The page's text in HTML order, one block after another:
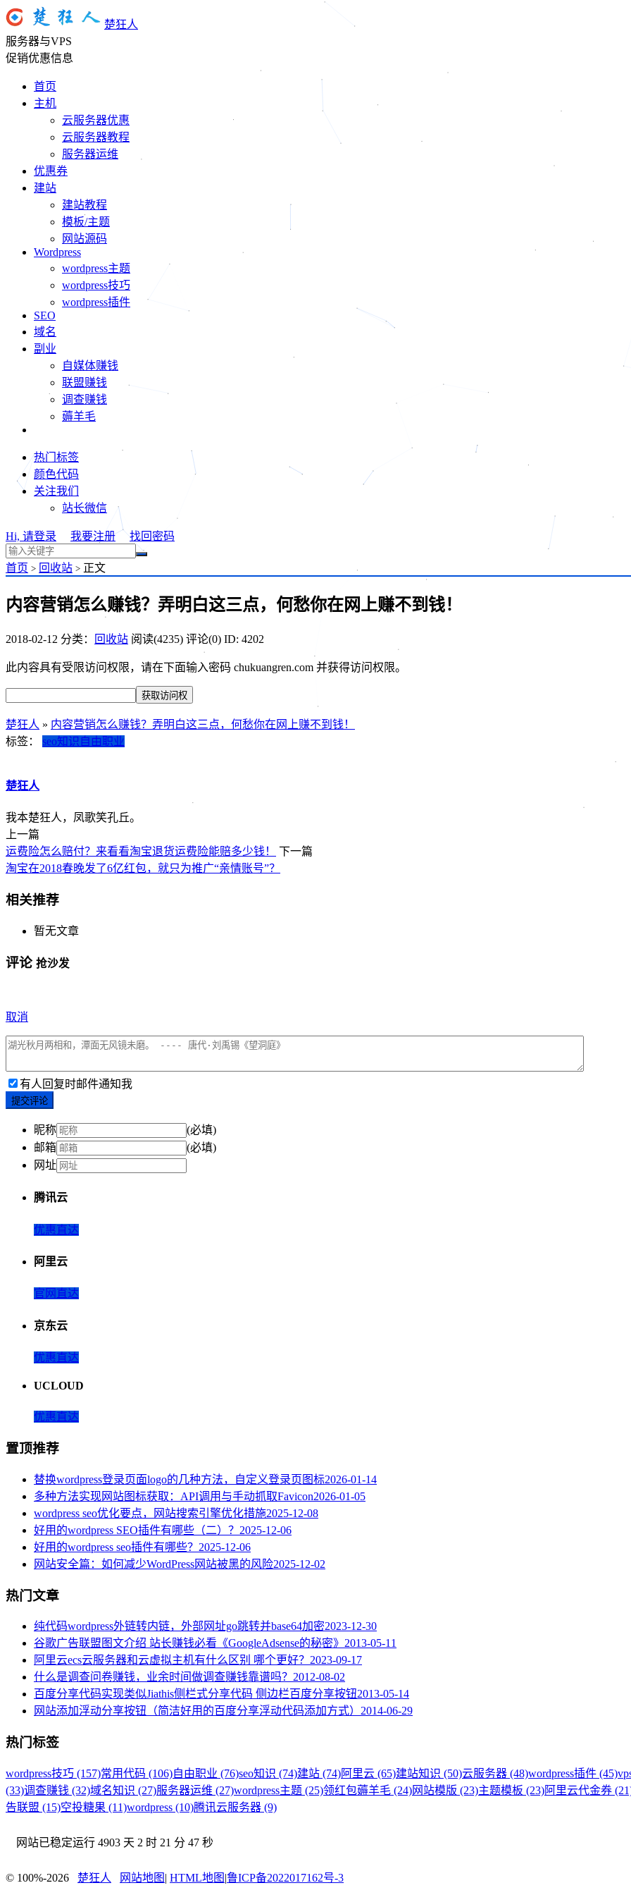
楚狂人
服务器与VPS
促销优惠信息
首页
主机
云服务器优惠
云服务器教程
服务器运维
优惠券
建站
建站教程
模板/主题
网站源码
Wordpress
wordpress主题
wordpress技巧
wordpress插件
SEO
域名
副业
自媒体赚钱
联盟赚钱
调查赚钱
薅羊毛
热门标签
颜色代码
关注我们
站长微信
Hi, 请登录 我要注册 找回密码
首页 > 回收站 > 正文
内容营销怎么赚钱？弄明白这三点，何愁你在网上赚不到钱！
2018-02-12 分类： 回收站 阅读(4235) 评论(0) ID: 4202
此内容具有受限访问权限，请在下面输入密码 chukuangren.com 并获得访问权限。
楚狂人 » 内容营销怎么赚钱？弄明白这三点，何愁你在网上赚不到钱！
标签： seo知识 自由职业
楚狂人
我本楚狂人，凤歌笑孔丘。
上一篇
运费险怎么赔付？来看看淘宝退货运费险能赔多少钱！
下一篇
淘宝在2018春晚发了6亿红包，就只为推广“亲情账号”？
相关推荐
暂无文章
评论 抢沙发
取消
有人回复时邮件通知我
提交评论
昵称
(必填)
邮箱
(必填)
网址
腾讯云
优惠直达
阿里云
官网直达
京东云
优惠直达
UCLOUD
优惠直达
置顶推荐
替换wordpress登录页面logo的几种方法，自定义登录页图标2026-01-14
多种方法实现网站图标获取：API调用与手动抓取Favicon2026-01-05
wordpress seo优化要点，网站搜索引擎优化措施2025-12-08
好用的wordpress SEO插件有哪些（二）？ 2025-12-06
好用的wordpress seo插件有哪些？ 2025-12-06
网站安全篇：如何减少WordPress网站被黑的风险2025-12-02
热门文章
纯代码wordpress外链转内链，外部网址go跳转并base64加密2023-12-30
谷歌广告联盟图文介绍 站长赚钱必看《GoogleAdsense的秘密》 2013-05-11
阿里云ecs云服务器和云虚拟主机有什么区别 哪个更好？ 2023-09-17
什么是调查问卷赚钱，业余时间做调查赚钱靠谱吗？ 2012-08-02
百度分享代码实现类似Jiathis侧栏式分享代码 侧边栏百度分享按钮2013-05-14
网站添加浮动分享按钮（简洁好用的百度分享浮动代码添加方式） 2014-06-29
热门标签
wordpress技巧 (157)常用代码 (106)自由职业 (76)seo知识 (74)建站 (74)阿里云 (65)建站知识 (50)云服务器 (48)wordpress插件 (45)
(33)调查赚钱 (32)域名知识 (27)服务器运维 (27)wordpress主题 (25)领红包薅羊毛 (24)网站模版 (23)主题模板 (23)阿里云代金券
告联盟 (15)空投糖果 (11)wordpress (10)腾讯云服务器 (9)
网站已稳定运行 4903 天 2 时 21 分 48 秒
© 100%-2026 楚狂人 网站地图 | HTML地图 |鲁ICP备2022017162号-3